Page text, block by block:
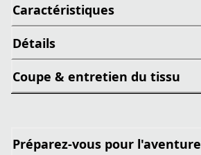
Caractéristiques
Détails
Coupe & entretien du tissu
Préparez-vous pour l'aventure